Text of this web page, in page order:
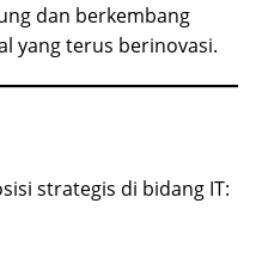
dan berkembang
yang terus berinovasi.
strategis di bidang IT: